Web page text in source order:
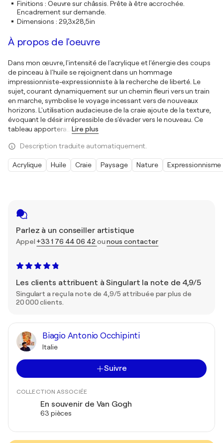
Parlez à un conseiller artistique
Appel +33 1 76 44 06 42 ounous contacter
Les clients attribuent à Singulart la note de 4,9/5
Singulart a reçu la note de 4,9/5 attribuée par plus de
20 000 clients.
Biagio Antonio Occhipinti
Italie
Suivre
COLLECTION ASSOCIÉE
En souvenir de Van Gogh
63 pièces
Finitions : Oeuvre sur châssis. Prête à être accrochée.
Encadrement sur demande.
Dimensions : 29,3x28,5in
À propos de l'oeuvre
Dans mon œuvre, l'intensité de l'acrylique et l'énergie des coups
de pinceau à l'huile se rejoignent dans un hommage
impressionniste-expressionniste à la recherche de liberté. Le
sujet, courant dynamiquement sur un chemin fleuri vers un train
en marche, symbolise le voyage incessant vers de nouveaux
horizons. L'utilisation audacieuse de la craie ajoute de la texture,
évoquant le désir irrépressible de s'évader vers le nouveau. Ce
tableau apportera
Lire plus
Description traduite automatiquement.
Acrylique Huile Craie Paysage Nature Expressionnisme